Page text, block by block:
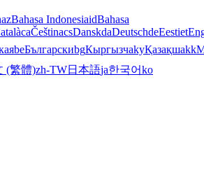
azBahasa IndonesiaidBahasa
caČeštinacsDanskdaDeutschdeEestiet
beБългарскиbgКыргызчаkyҚазақшаkk
(繁體)zh-TW日本語ja한국어ko